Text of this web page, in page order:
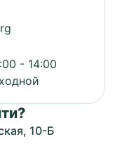
- 14:00
10-Б